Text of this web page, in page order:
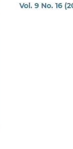
Vol. 9 No. 16